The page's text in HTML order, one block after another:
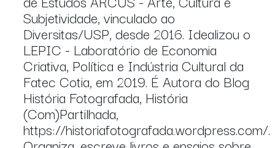
Subjetividade, vinculado ao
Diversitas/USP, desde 2016. Idealizou o
LEPIC - Laboratório de Economia
Criativa, Política e Indústria Cultural da
Fatec Cotia, em 2019. É Autora do Blog
História Fotografada, História
(Com)Partilhada,
https://historiafotografada.wordpress.com/.